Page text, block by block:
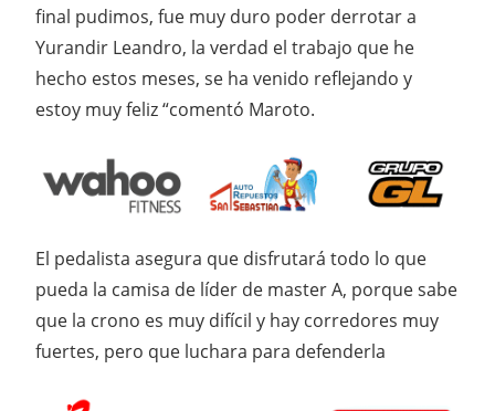
final pudimos, fue muy duro poder derrotar a
Yurandir Leandro, la verdad el trabajo que he
hecho estos meses, se ha venido reflejando y
estoy muy feliz “comentó Maroto.
El pedalista asegura que disfrutará todo lo que
pueda la camisa de líder de master A, porque sabe
que la crono es muy difícil y hay corredores muy
fuertes, pero que luchara para defenderla